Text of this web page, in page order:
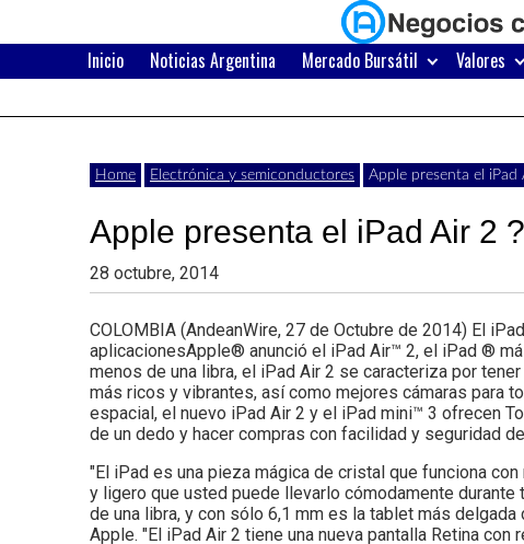
content
Negocios
con
Argentina
Últimas
noticias,
y
actualidad
de
con
Argentina.
Inicio Noticias Argentina Mercado Bursátil Valores
Home Electrónica y semiconductores Apple presenta el
Apple presenta el iPad Air 2
28 octubre, 2014
COLOMBIA (AndeanWire, 27 de Octubre de 2014) El
aplicacionesApple® anunció el iPad Air™ 2, el iPad ®
menos de una libra, el iPad Air 2 se caracteriza por
más ricos y vibrantes, así como mejores cámaras para
espacial, el nuevo iPad Air 2 y el iPad mini™ 3 ofrecen
de un dedo y hacer compras con facilidad y seguridad
"El iPad es una pieza mágica de cristal que funciona
y ligero que usted puede llevarlo cómodamente
de una libra, y con sólo 6,1 mm es la tablet más
Apple. "El iPad Air 2 tiene una nueva pantalla Retina